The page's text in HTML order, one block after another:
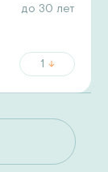
до 30 лет
1